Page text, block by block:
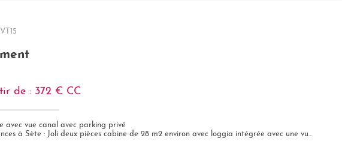
de : 372 € CC
avec vue canal avec parking privé
à Sète : Joli deux pièces cabine de 28 m2 environ avec loggia intégrée avec une vue sur le canal des...